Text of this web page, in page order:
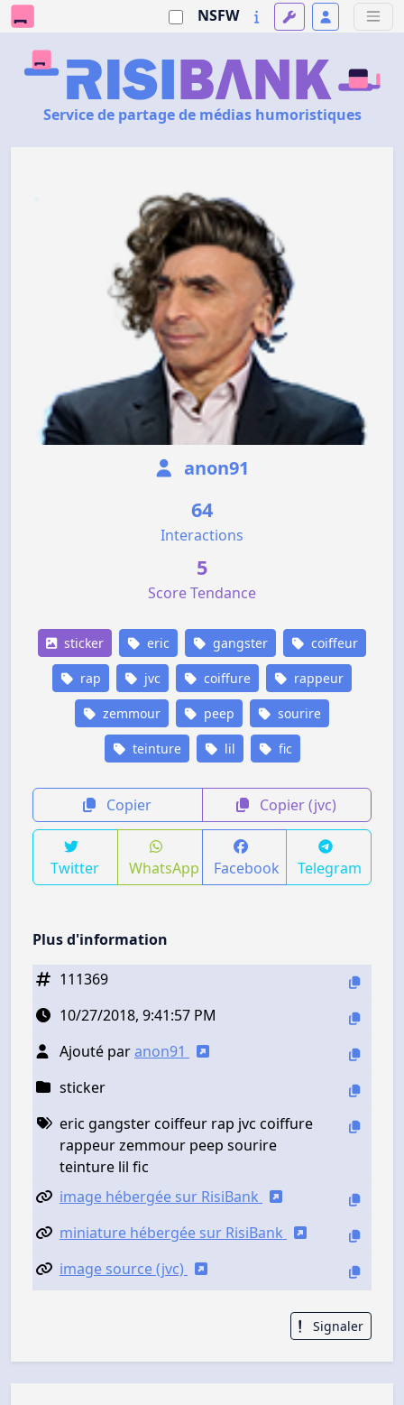
NSFW
Service de partage de médias humoristiques
anon91
64
Interactions
5
Score Tendance
sticker eric gangster coiffeur
rap jvc coiffure rappeur
zemmour peep sourire
teinture lil fic
Copier Copier (jvc)
Twitter WhatsApp Facebook Telegram
Plus d'information
111369
10/27/2018, 9:41:57 PM
Ajouté paranon91
sticker
eric gangster coiffeur rap jvc coiffure
rappeur zemmour peep sourire
teinture lil fic
image hébergée sur RisiBank
miniature hébergée sur RisiBank
image source (jvc)
Signaler